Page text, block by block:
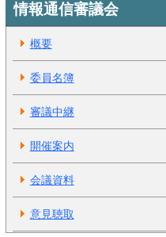
情報通信審議会
概要
委員名簿
審議中継
開催案内
会議資料
意見聴取